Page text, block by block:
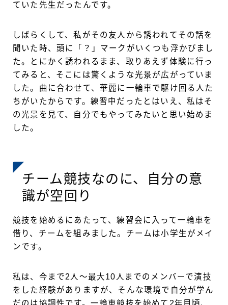
ていた先生だったんです。
しばらくして、私がその友人から誘われてその話を
聞いた時、頭に「？」マークがいくつも浮かびまし
た。とにかく誘われるまま、取りあえず体験に行っ
てみると、そこには驚くような光景が広がっていま
した。曲に合わせて、華麗に一輪車で駆け回る人た
ちがいたからです。練習中だったとはいえ、私はそ
の光景を見て、自分でもやってみたいと思い始めま
した。
チーム競技なのに、自分の意
識が空回り
競技を始めるにあたって、練習会に入って一輪車を
借り、チームを組みました。チームは小学生がメイ
ンです。
私は、今まで2人～最大10人までのメンバーで演技
をした経験がありますが、そんな環境で自分が学ん
だのは協調性です。一輪車競技を始めて2年目頃、